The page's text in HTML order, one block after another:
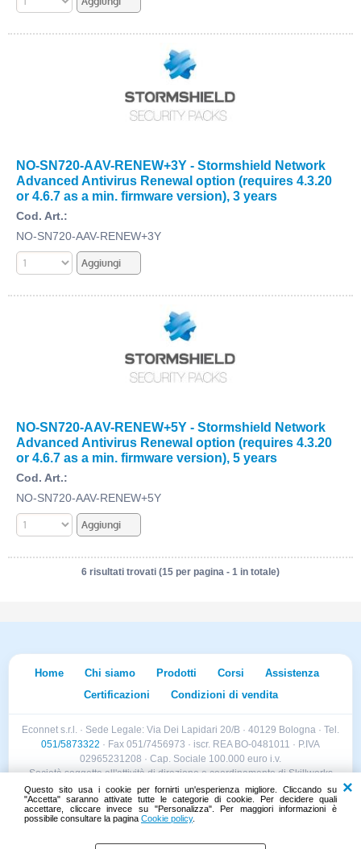
Questo sito usa i cookie per fornirti un'esperienza migliore. Cliccando su
"Accetta" saranno attivate tutte le categorie di cookie. Per decidere quali
accettare, cliccare invece su "Personalizza". Per maggiori informazioni è
possibile consultare la pagina Cookie policy.
NO-SN720-AAV-RENEW+3Y - Stormshield Network
Advanced Antivirus Renewal option (requires 4.3.20
or 4.6.7 as a min. firmware version), 3 years
Cod. Art.:
NO-SN720-AAV-RENEW+3Y
NO-SN720-AAV-RENEW+5Y - Stormshield Network
Advanced Antivirus Renewal option (requires 4.3.20
or 4.6.7 as a min. firmware version), 5 years
Cod. Art.:
NO-SN720-AAV-RENEW+5Y
6 risultati trovati (15 per pagina - 1 in totale)
Home Chi siamo Prodotti Corsi
Assistenza
Certificazioni
Condizioni di vendita
Econnet s.r.l. · Sede Legale: Via Dei Lapidari 20/B · 40129 Bologna · Tel.
051/5873322 · Fax 051/7456973 · iscr. REA BO-0481011 · P.IVA
02965231208 · Cap. Sociale 100.000 euro i.v.
Società soggetta all'attività di direzione e coordinamento di Skillworks
Holding s.r.l. · Sede Legale: Via Vittorio Emanuele II 28 · Roncadelle (BS)
- C.F. 04151440981